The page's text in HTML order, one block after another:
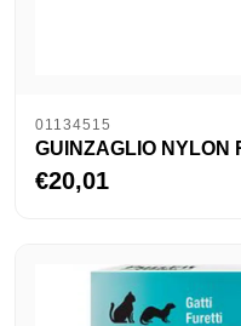
01134515
GUINZAGLIO NYLON
€20,01